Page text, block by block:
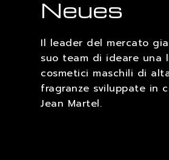
Neues
Il leader del mercato
suo team di ideare una
cosmetici maschili di
fragranze sviluppate in
Jean Martel.